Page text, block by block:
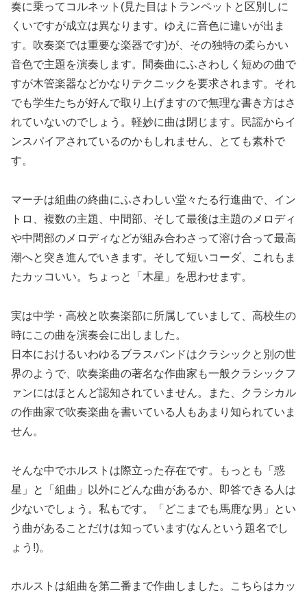
奏に乗ってコルネット(見た目はトランペットと区別しに
くいですが成立は異なります。ゆえに音色に違いが出ま
す。吹奏楽では重要な楽器です)が、その独特の柔らかい
音色で主題を演奏します。間奏曲にふさわしく短めの曲で
すが木管楽器などかなりテクニックを要求されます。それ
でも学生たちが好んで取り上げますので無理な書き方はさ
れていないのでしょう。軽妙に曲は閉じます。民謡からイ
ンスパイアされているのかもしれません、とても素朴で
す。
マーチは組曲の終曲にふさわしい堂々たる行進曲で、イン
トロ、複数の主題、中間部、そして最後は主題のメロディ
や中間部のメロディなどが組み合わさって溶け合って最高
潮へと突き進んでいきます。そして短いコーダ、これもま
たカッコいい。ちょっと「木星」を思わせます。
実は中学・高校と吹奏楽部に所属していまして、高校生の
時にこの曲を演奏会に出しました。
日本におけるいわゆるブラスバンドはクラシックと別の世
界のようで、吹奏楽曲の著名な作曲家も一般クラシックフ
ァンにはほとんど認知されていません。また、クラシカル
の作曲家で吹奏楽曲を書いている人もあまり知られていま
せん。
そんな中でホルストは際立った存在です。もっとも「惑
星」と「組曲」以外にどんな曲があるか、即答できる人は
少ないでしょう。私もです。「どこまでも馬鹿な男」とい
う曲があることだけは知っています(なんという題名でし
ょう!)。
ホルストは組曲を第二番まで作曲しました。こちらはカッ